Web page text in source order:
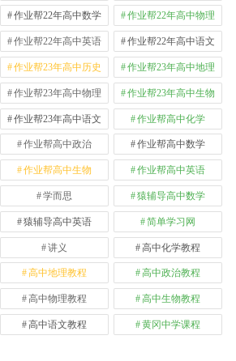
作业帮22年高中数学 作业帮22年高中物理
作业帮22年高中英语 作业帮22年高中语文
作业帮23年高中历史 作业帮23年高中地理
作业帮23年高中物理 作业帮23年高中生物
作业帮23年高中语文 作业帮高中化学
作业帮高中政治 作业帮高中数学
作业帮高中生物 作业帮高中英语
学而思 猿辅导高中数学
猿辅导高中英语 简单学习网
讲义 高中化学教程
高中地理教程 高中政治教程
高中物理教程 高中生物教程
高中语文教程 黄冈中学课程